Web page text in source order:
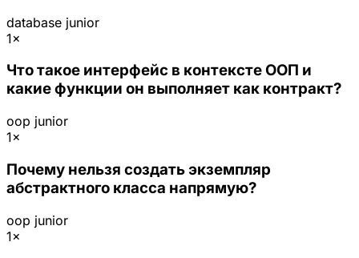
database junior
1×
Что такое интерфейс в контексте ООП и
какие функции он выполняет как контракт?
oop junior
1×
Почему нельзя создать экземпляр
абстрактного класса напрямую?
oop junior
1×